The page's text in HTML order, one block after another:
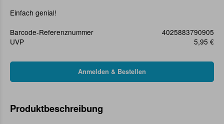
Einfach genial!
Barcode-Referenznummer
4025883790905
UVP
5,95 €
Produktbeschreibung